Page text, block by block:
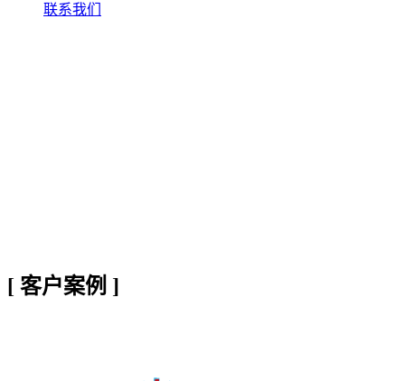
联系我们
[ 客户案例 ]